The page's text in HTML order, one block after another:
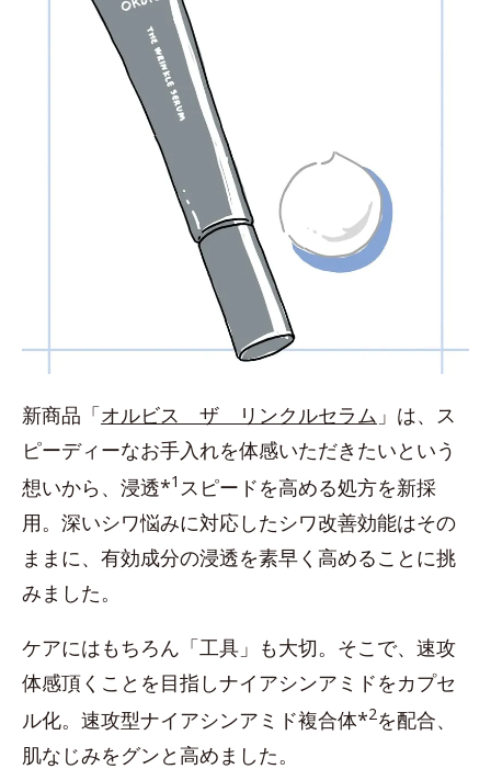
新商品「オルビス ザ リンクルセラム 」は、ス
ピーディーなお手入れを体感いただきたいという
想いから、浸透*1 スピードを高める処方を新採
用。深いシワ悩みに対応したシワ改善効能はその
ままに、有効成分の浸透を素早く高めることに挑
みました。
ケアにはもちろん「工具」も大切。そこで、速攻
体感頂くことを目指しナイアシンアミドをカプセ
ル化。速攻型ナイアシンアミド複合体*2を配合、
肌なじみをグンと高めました。